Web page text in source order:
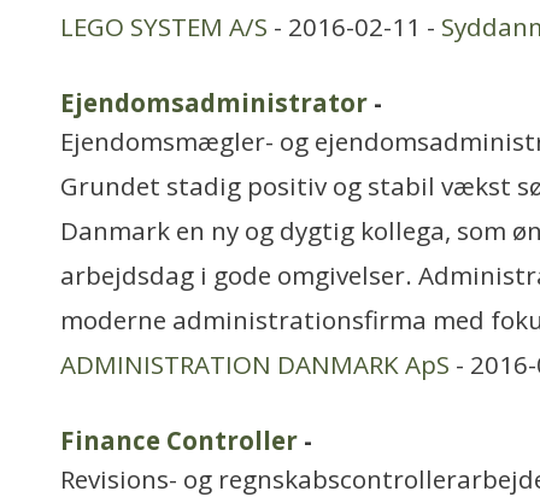
LEGO SYSTEM A/S - 2016-02-11 -
Ejendomsadministrator -
Ejendomsmægler- og
Grundet stadig positiv og stabil vækst
Danmark en ny og dygtig kollega, som
arbejdsdag i gode omgivelser.
moderne administrationsfirma med
ADMINISTRATION DANMARK ApS -
Finance Controller -
Revisions- og